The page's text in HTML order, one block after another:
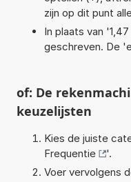
zijn op dit punt
In plaats van
geschreven. De
of: De
keuzelijsten
Kies de juiste
Frequentie
'.
Voer vervolgens